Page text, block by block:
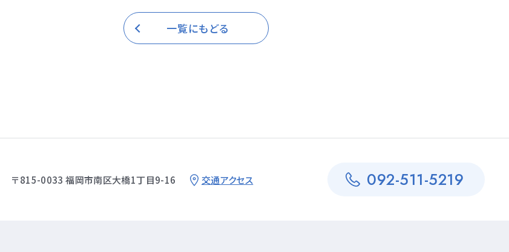
一覧にもどる
〒815-0033 福岡市南区大橋1丁目9-16 交通アクセス 092-511-5219